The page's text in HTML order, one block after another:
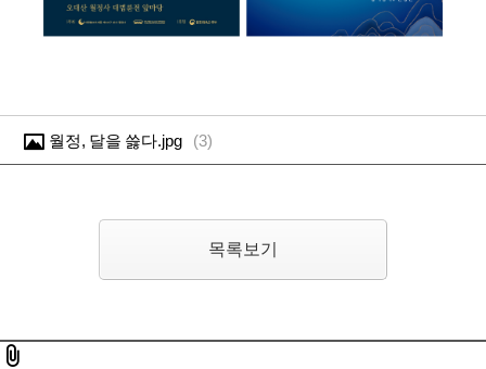
월정, 달을 쓿다.jpg (3)
목록보기
첨부파일